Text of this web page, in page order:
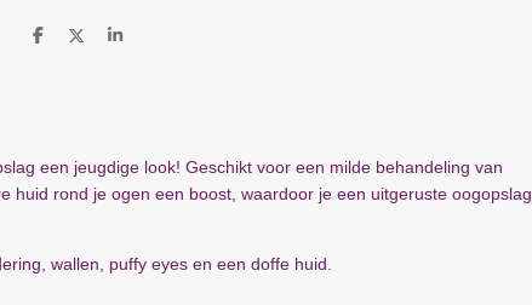
D
D
S
een jeugdige look! Geschikt voor een milde behandeling van
huid rond je ogen een boost, waardoor je een uitgeruste oogopslag
wallen, puffy eyes en een doffe huid.